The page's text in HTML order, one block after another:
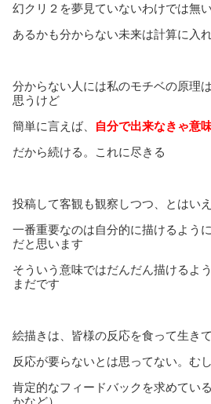
幻クリ２を夢見ていないわけでは無
あるかも分からない未来は計算に入
分からない人には私のモチベの原理
思うけど
簡単に言えば、
自分で出来なきゃ意
だから続ける。これに尽きる
投稿して客観も観察しつつ、とはいえ
一番重要なのは自分的に描けるよう
だと思います
そういう意味ではだんだん描けるよ
まだです
絵描きは、皆様の反応を食って生き
反応が要らないとは思ってない。む
肯定的なフィードバックを求めてい
かなど）